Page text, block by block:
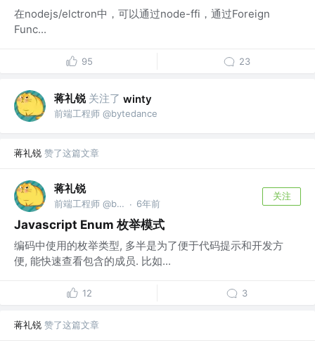
在nodejs/elctron中，可以通过node-ffi，通过Foreign
Func...
95 23
蒋礼锐 关注了 winty
前端工程师 @bytedance
蒋礼锐 赞了这篇文章
蒋礼锐
前端工程师 @bytedance · 6年前
关注
Javascript Enum 枚举模式
编码中使用的枚举类型, 多半是为了便于代码提示和开发方
便, 能快速查看包含的成员. 比如...
12 3
蒋礼锐 赞了这篇文章